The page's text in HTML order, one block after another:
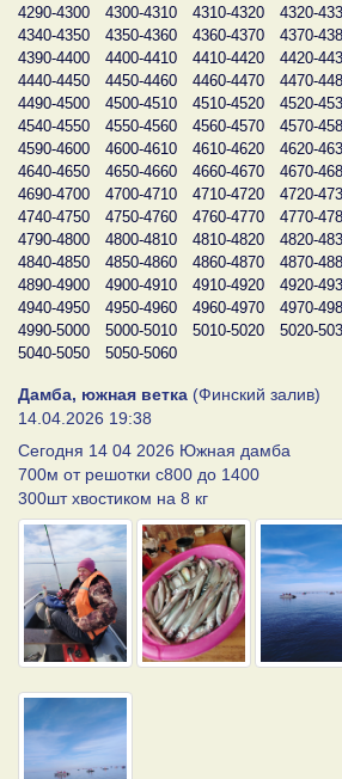
4290-4300
4300-4310 4310-4320 4320-
4340-4350
4350-4360 4360-4370 4370-
4390-4400
4400-4410 4410-4420 4420-
4440-4450
4450-4460 4460-4470 4470-
4490-4500
4500-4510 4510-4520 4520-
4540-4550
4550-4560 4560-4570 4570-
4590-4600
4600-4610 4610-4620 4620-
4640-4650
4650-4660 4660-4670 4670-
4690-4700
4700-4710 4710-4720 4720-
4740-4750
4750-4760 4760-4770 4770-
4790-4800
4800-4810 4810-4820 4820-
4840-4850
4850-4860 4860-4870 4870-
4890-4900
4900-4910 4910-4920 4920-
4940-4950
4950-4960 4960-4970 4970-
4990-5000
5000-5010 5010-5020 5020-
5040-5050
5050-5060
Дамба, южная ветка (Финский залив)
14.04.2026 19:38
Сегодня 14 04 2026 Южная дамба
700м от решотки с800 до 1400
300шт хвостиком на 8 кг